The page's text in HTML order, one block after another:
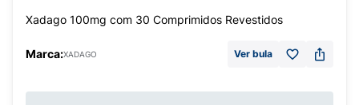
Xadago 100mg com 30 Comprimidos Revestidos
Marca:XADAGO Ver bula